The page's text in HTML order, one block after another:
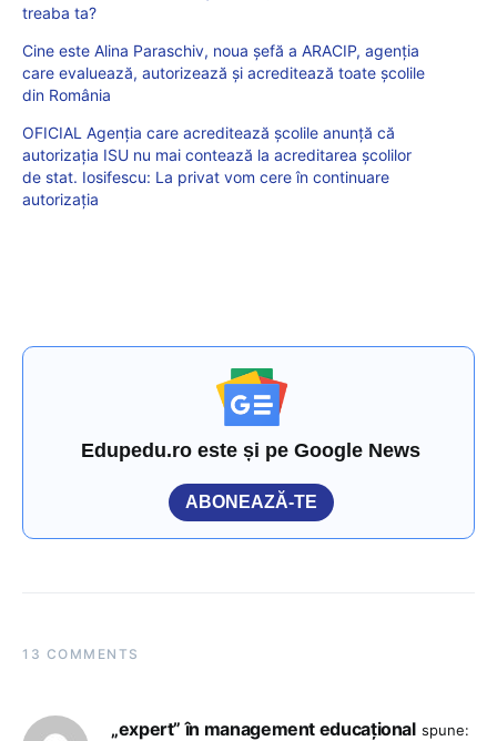
treaba ta?
Cine este Alina Paraschiv, noua șefă a ARACIP, agenția
care evaluează, autorizează și acreditează toate școlile
din România
OFICIAL Agenția care acreditează școlile anunță că
autorizația ISU nu mai contează la acreditarea școlilor
de stat. Iosifescu: La privat vom cere în continuare
autorizația
Edupedu.ro este și pe Google News
ABONEAZĂ-TE
13 COMMENTS
„expert” în management educațional spune: